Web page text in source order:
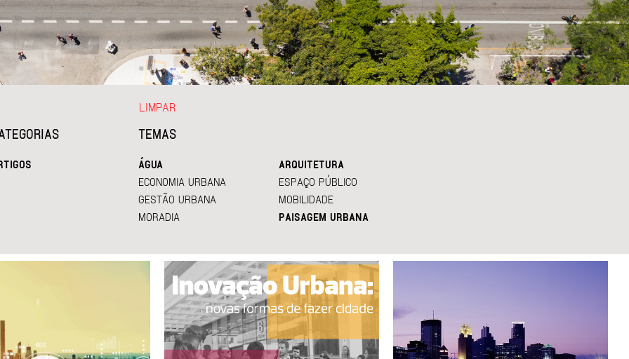
TEMAS
ÁGUA
ARQUITETURA
ECONOMIA URBANA
ESPAÇO PÚBLICO
GESTÃO URBANA
MOBILIDADE
MORADIA
PAISAGEM URBANA
LIMPAR